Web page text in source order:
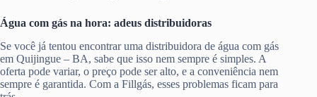
Água com gás na hora: adeus distribuidoras
Se você já tentou encontrar uma distribuidora de água com gás
em Quijingue – BA, sabe que isso nem sempre é simples. A
oferta pode variar, o preço pode ser alto, e a conveniência nem
sempre é garantida. Com a Fillgás, esses problemas ficam para